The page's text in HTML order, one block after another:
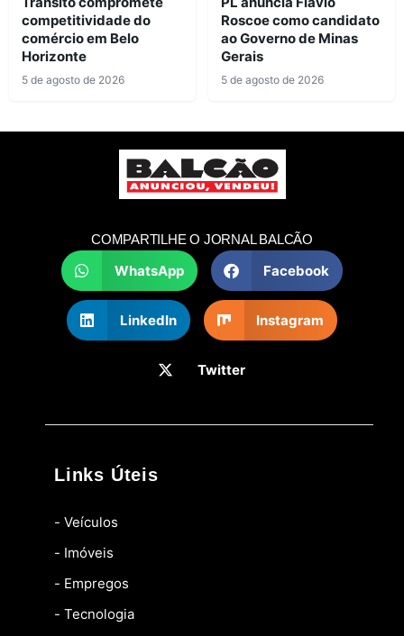
competitividade do
comércio em Belo
Horizonte
5 de agosto de 2026
Roscoe como candidato
ao Governo de Minas
Gerais
5 de agosto de 2026
COMPARTILHE O JORNAL BALCÃO
WhatsApp Facebook
LinkedIn Instagram
Twitter
Links Úteis
- Veículos
- Imóveis
- Empregos
- Tecnologia